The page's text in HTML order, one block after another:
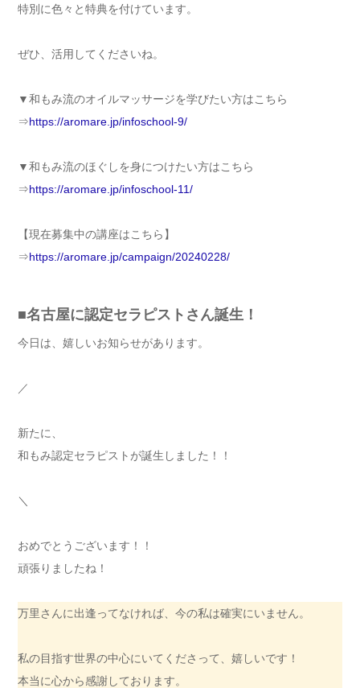
特別に色々と特典を付けています。
ぜひ、活用してくださいね。
▼和もみ流のオイルマッサージを学びたい方はこちら
⇒https://aromare.jp/infoschool-9/
▼和もみ流のほぐしを身につけたい方はこちら
⇒https://aromare.jp/infoschool-11/
【現在募集中の講座はこちら】
⇒https://aromare.jp/campaign/20240228/
■名古屋に認定セラピストさん誕生！
今日は、嬉しいお知らせがあります。
／
新たに、
和もみ認定セラピストが誕生しました！！
＼
おめでとうございます！！
頑張りましたね！
万里さんに出逢ってなければ、今の私は確実にいません。
私の目指す世界の中心にいてくださって、嬉しいです！
本当に心から感謝しております。